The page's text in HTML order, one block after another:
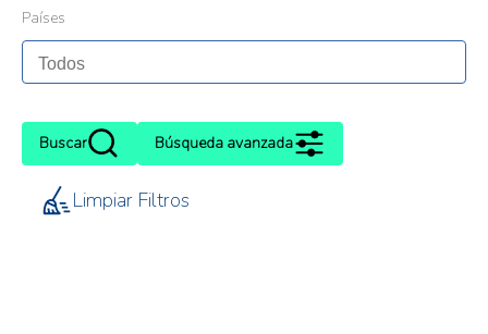
Países
Buscar Búsqueda avanzada
Limpiar Filtros